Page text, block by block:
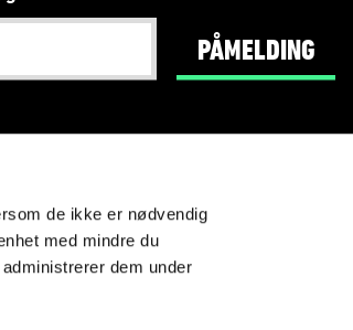
de ikke er nødvendig
med mindre du
dem under
PÅMELDING
på Lerkendal